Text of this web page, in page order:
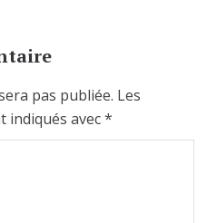
pas publiée. Les
indiqués avec*